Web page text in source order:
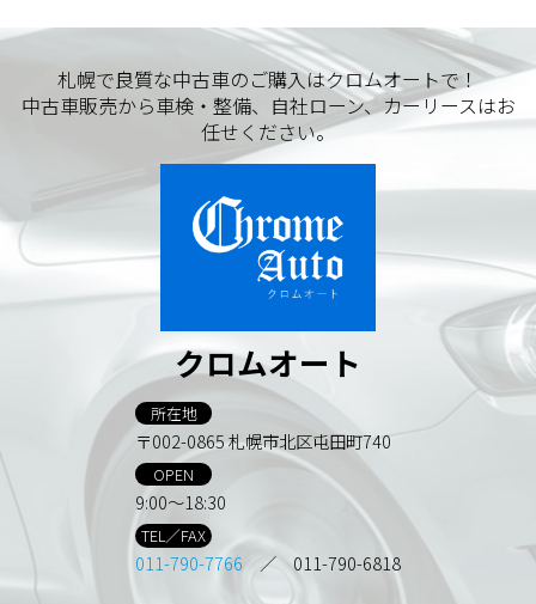
札幌で良質な中古車のご購入はクロムオートで！
中古車販売から車検・整備、自社ローン、カーリースはお
任せください。
クロムオート
所在地
〒002-0865 札幌市北区屯田町740
OPEN
9:00～18:30
TEL／FAX
011-790-7766 ／ 011-790-6818